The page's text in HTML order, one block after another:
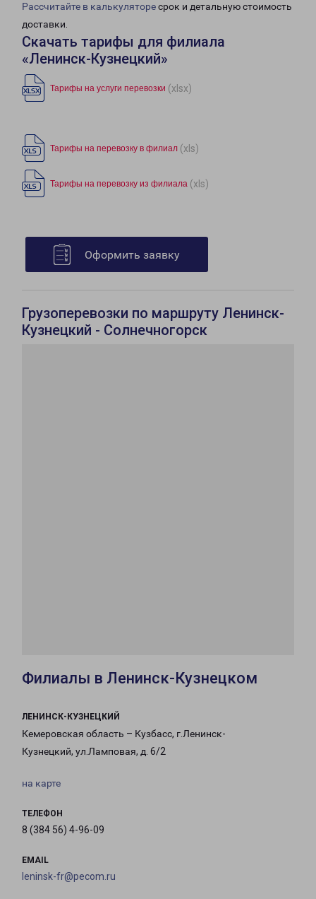
Рассчитайте в калькуляторесрок и детальную стоимость
доставки.
Скачать тарифы для филиала
«Ленинск-Кузнецкий»
Тарифы на услуги перевозки (xlsx)
Тарифы на перевозку в филиал (xls)
Тарифы на перевозку из филиала (xls)
Оформить заявку
Грузоперевозки по маршруту Ленинск-
Кузнецкий - Солнечногорск
Филиалы в Ленинск-Кузнецком
ЛЕНИНСК-КУЗНЕЦКИЙ
Кемеровская область – Кузбасс, г.Ленинск-
Кузнецкий, ул.Ламповая, д. 6/2
на карте
ТЕЛЕФОН
8 (384 56) 4-96-09
EMAIL
leninsk-fr@pecom.ru